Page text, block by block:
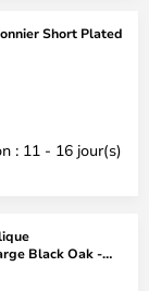
Short Plated
: 11 - 16 jour(s)
Black Oak -